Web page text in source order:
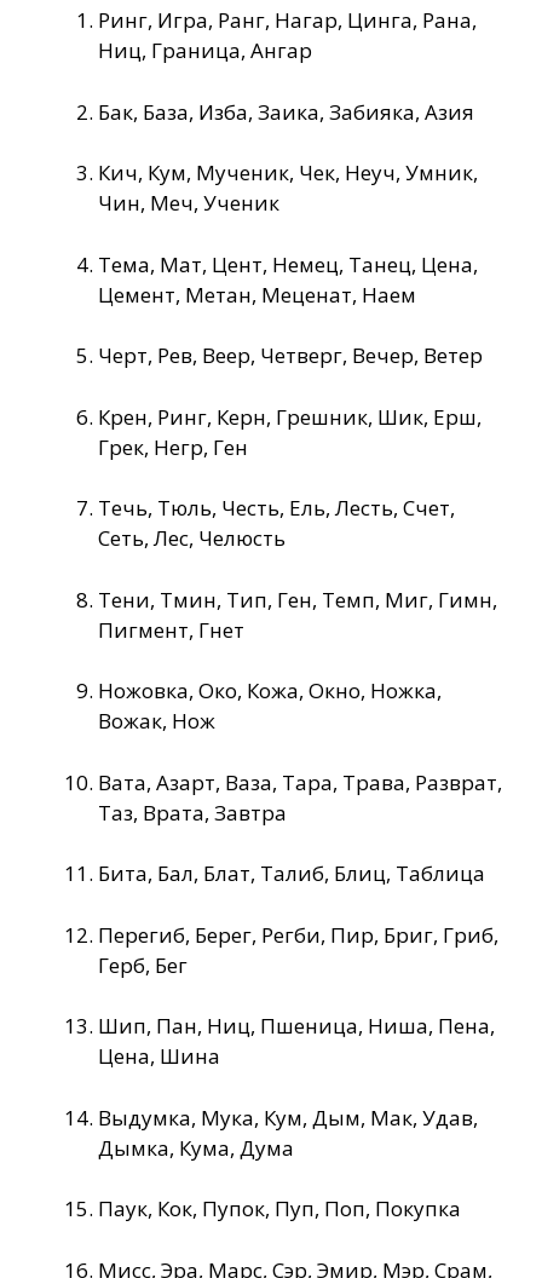
Ринг, Игра, Ранг, Нагар, Цинга, Рана,
Ниц, Граница, Ангар
Бак, База, Изба, Заика, Забияка, Азия
Кич, Кум, Мученик, Чек, Неуч, Умник,
Чин, Меч, Ученик
Тема, Мат, Цент, Немец, Танец, Цена,
Цемент, Метан, Меценат, Наем
Черт, Рев, Веер, Четверг, Вечер, Ветер
Крен, Ринг, Керн, Грешник, Шик, Ерш,
Грек, Негр, Ген
Течь, Тюль, Честь, Ель, Лесть, Счет,
Сеть, Лес, Челюсть
Тени, Тмин, Тип, Ген, Темп, Миг, Гимн,
Пигмент, Гнет
Ножовка, Око, Кожа, Окно, Ножка,
Вожак, Нож
Вата, Азарт, Ваза, Тара, Трава, Разврат,
Таз, Врата, Завтра
Бита, Бал, Блат, Талиб, Блиц, Таблица
Перегиб, Берег, Регби, Пир, Бриг, Гриб,
Герб, Бег
Шип, Пан, Ниц, Пшеница, Ниша, Пена,
Цена, Шина
Выдумка, Мука, Кум, Дым, Мак, Удав,
Дымка, Кума, Дума
Паук, Кок, Пупок, Пуп, Поп, Покупка
Мисс, Эра, Марс, Сэр, Эмир, Мэр, Срам,